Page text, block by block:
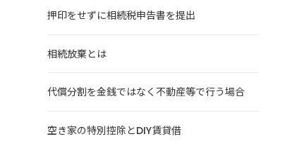
押印をせずに相続税申告書を提出
相続放棄とは
代償分割を金銭ではなく不動産等で行う場合
空き家の特別控除とDIY賃貸借